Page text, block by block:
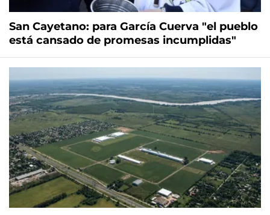
San Cayetano: para García Cuerva "el pueblo
está cansado de promesas incumplidas"